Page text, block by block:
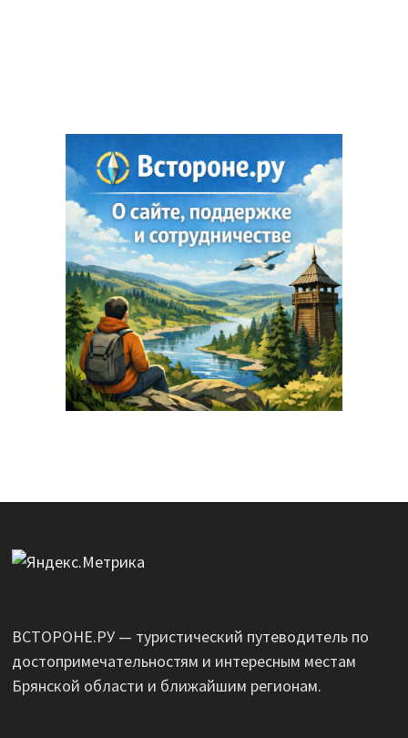
ВСТОРОНЕ.РУ — туристический путеводитель по
достопримечательностям и интересным местам
Брянской области и ближайшим регионам.